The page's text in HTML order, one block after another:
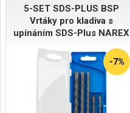
5-SET SDS-PLUS BSP
Vrtáky pro kladiva s
upínáním SDS-Plus NAREX
-7%